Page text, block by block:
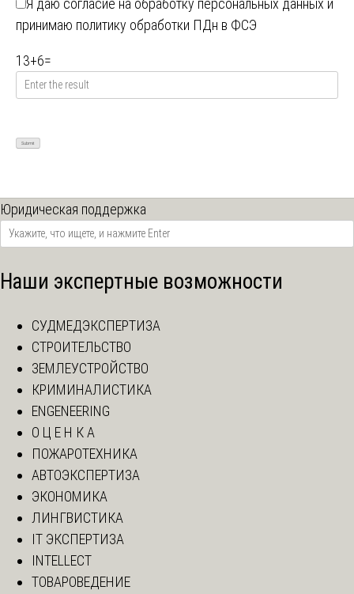
Я даю согласие на обработку персональных данных и
принимаю политику обработки ПДн в ФСЭ
13+6=
Юридическая поддержка
Наши экспертные возможности
СУДМЕДЭКСПЕРТИЗА
СТРОИТЕЛЬСТВО
ЗЕМЛЕУСТРОЙСТВО
КРИМИНАЛИСТИКА
ENGENEERING
О Ц Е Н К А
ПОЖАРОТЕХНИКА
АВТОЭКСПЕРТИЗА
ЭКОНОМИКА
ЛИНГВИСТИКА
IT ЭКСПЕРТИЗА
INTELLECT
ТОВАРОВЕДЕНИЕ